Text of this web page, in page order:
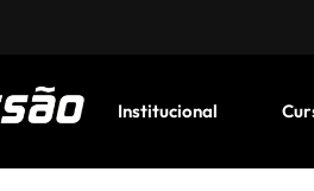
Institucional